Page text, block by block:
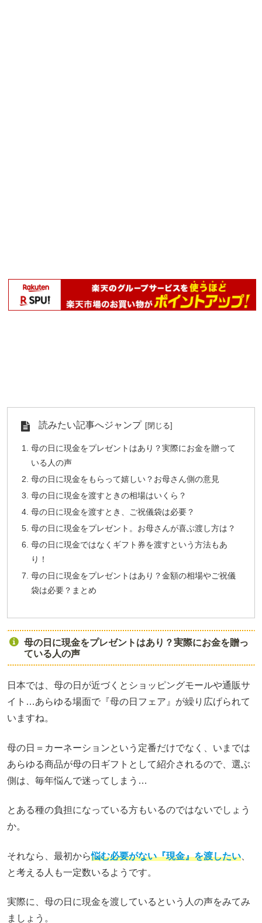
読みたい記事へジャンプ
母の日に現金をプレゼントはあり？実際にお金を贈って
いる人の声
母の日に現金をもらって嬉しい？お母さん側の意見
母の日に現金を渡すときの相場はいくら？
母の日に現金を渡すとき、ご祝儀袋は必要？
母の日に現金をプレゼント。お母さんが喜ぶ渡し方は？
母の日に現金ではなくギフト券を渡すという方法もあ
り！
母の日に現金をプレゼントはあり？金額の相場やご祝儀
袋は必要？まとめ
母の日に現金をプレゼントはあり？実際にお金を贈っ
ている人の声
日本では、母の日が近づくとショッピングモールや通販サ
イト…あらゆる場面で『母の日フェア』が繰り広げられて
いますね。
母の日＝カーネーションという定番だけでなく、いまでは
あらゆる商品が母の日ギフトとして紹介されるので、選ぶ
側は、毎年悩んで迷ってしまう…
とある種の負担になっている方もいるのではないでしょう
か。
それなら、最初から悩む必要がない『現金』を渡したい
と考える人も一定数いるようです。
実際に、母の日に現金を渡しているという人の声をみてみ
ましょう。